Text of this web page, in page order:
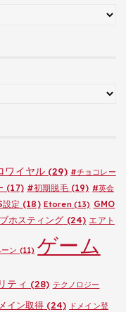
ワイヤル(29) #チョコレー
(17) #初期脱毛(19) #英会
設定 (18) Etoren(13) GMO
ホスティング (24) エアト
ン (11) ゲーム
ティ (28) テクノロジー
イン取得 (24) ドメイン登